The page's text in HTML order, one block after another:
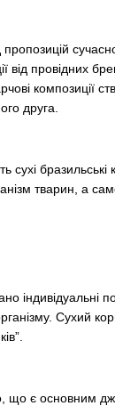
пропозицій
від провідних
композиції
друга.
бразильські
тварин, а
індивідуальні
Сухий
що є основним